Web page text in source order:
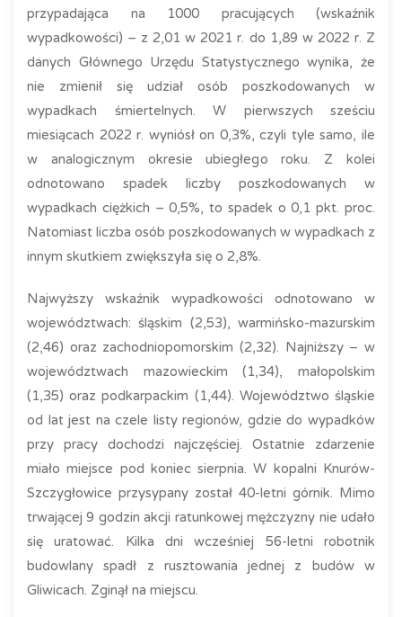
przypadająca na 1000 pracujących (wskaźnik
wypadkowości) – z 2,01 w 2021 r. do 1,89 w 2022 r. Z
danych Głównego Urzędu Statystycznego wynika, że
nie zmienił się udział osób poszkodowanych w
wypadkach śmiertelnych. W pierwszych sześciu
miesiącach 2022 r. wyniósł on 0,3%, czyli tyle samo, ile
w analogicznym okresie ubiegłego roku. Z kolei
odnotowano spadek liczby poszkodowanych w
wypadkach ciężkich – 0,5%, to spadek o 0,1 pkt. proc.
Natomiast liczba osób poszkodowanych w wypadkach z
innym skutkiem zwiększyła się o 2,8%.
Najwyższy wskaźnik wypadkowości odnotowano w
województwach: śląskim (2,53), warmińsko-mazurskim
(2,46) oraz zachodniopomorskim (2,32). Najniższy – w
województwach mazowieckim (1,34), małopolskim
(1,35) oraz podkarpackim (1,44). Województwo śląskie
od lat jest na czele listy regionów, gdzie do wypadków
przy pracy dochodzi najczęściej. Ostatnie zdarzenie
miało miejsce pod koniec sierpnia. W kopalni Knurów-
Szczygłowice przysypany został 40-letni górnik. Mimo
trwającej 9 godzin akcji ratunkowej mężczyzny nie udało
się uratować. Kilka dni wcześniej 56-letni robotnik
budowlany spadł z rusztowania jednej z budów w
Gliwicach. Zginął na miejscu.